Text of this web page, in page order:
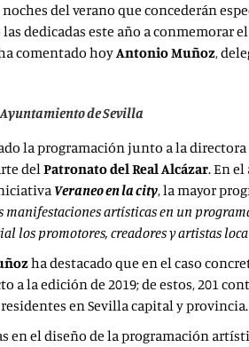
del verano que concederán
las dedicadas este año a conmemorar
comentado hoyAntonio Muñoz,
Ayuntamiento de Sevilla
la programación junto a la
delPatronato del Real Alcázar. En
Veraneo en la city, la mayor
manifestaciones artísticas en un
los promotores, creadores y artistas
ha destacado que en el caso
a la edición de 2019; de estos, 201
en Sevilla capital y provincia.
en el diseño de la programación